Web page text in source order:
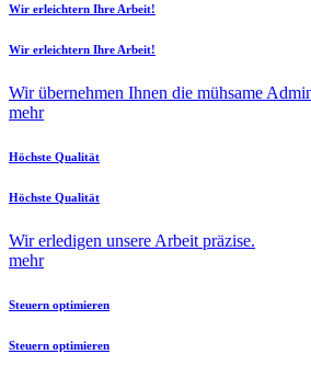
Wir erleichtern Ihre Arbeit!
Wir erleichtern Ihre Arbeit!
Wir übernehmen Ihnen die mühsame
mehr
Höchste Qualität
Höchste Qualität
Wir erledigen unsere Arbeit präzise.
mehr
Steuern optimieren
Steuern optimieren